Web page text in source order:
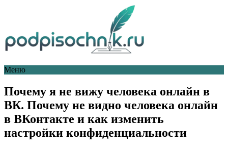
Меню
Почему я не вижу человека онлайн в
ВК. Почему не видно человека онлайн
в ВКонтакте и как изменить
настройки конфиденциальности